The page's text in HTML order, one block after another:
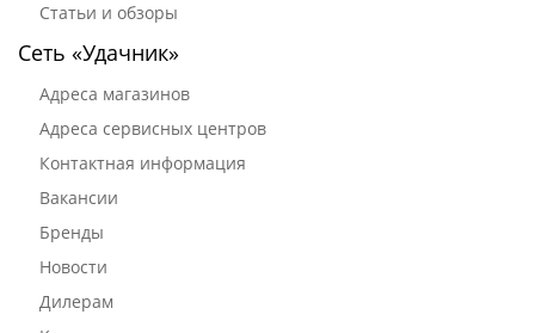
Статьи и обзоры
Сеть «Удачник»
Адреса магазинов
Адреса сервисных центров
Контактная информация
Вакансии
Бренды
Новости
Дилерам